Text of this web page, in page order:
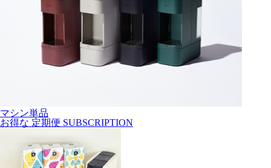
マシン単品
お得な 定期便 SUBSCRIPTION